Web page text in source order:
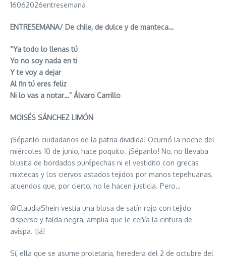
16062026entresemana
ENTRESEMANA/ De chile, de dulce y de manteca…
“Ya todo lo llenas tú
Yo no soy nada en ti
Y te voy a dejar
Al fin tú eres feliz
Ni lo vas a notar…” Álvaro Carrillo
MOISÉS SÁNCHEZ LIMÓN
¡Sépanlo ciudadanos de la patria dividida! Ocurrió la noche del
miércoles 10 de junio, hace poquito. ¡Sépanlo! No, no llevaba
blusita de bordados purépechas ni el vestidito con grecas
mixtecas y los ciervos astados tejidos por manos tepehuanas,
atuendos que, por cierto, no le hacen justicia. Pero…
@ClaudiaShein vestía una blusa de satín rojo con tejido
disperso y falda negra, amplia que le ceñía la cintura de
avispa. ¡Já!
Sí, ella que se asume proletaria, heredera del 2 de octubre del